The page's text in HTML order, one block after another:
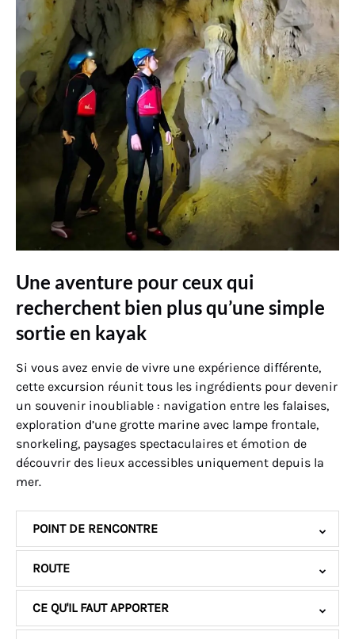
Une aventure pour ceux qui
recherchent bien plus qu’une simple
sortie en kayak
Si vous avez envie de vivre une expérience différente,
cette excursion réunit tous les ingrédients pour devenir
un souvenir inoubliable : navigation entre les falaises,
exploration d’une grotte marine avec lampe frontale,
snorkeling, paysages spectaculaires et émotion de
découvrir des lieux accessibles uniquement depuis la
mer.
POINT DE RENCONTRE
ROUTE
CE QU'IL FAUT APPORTER